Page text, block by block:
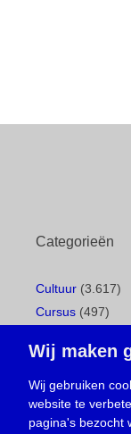
Categorieën
Cultuur (3.617)
Cursus (497)
Ingezonden brief
Media(156)
Nieuws (23.329)
Wij maken
Wij gebruiken
website te
pagina's bezocht